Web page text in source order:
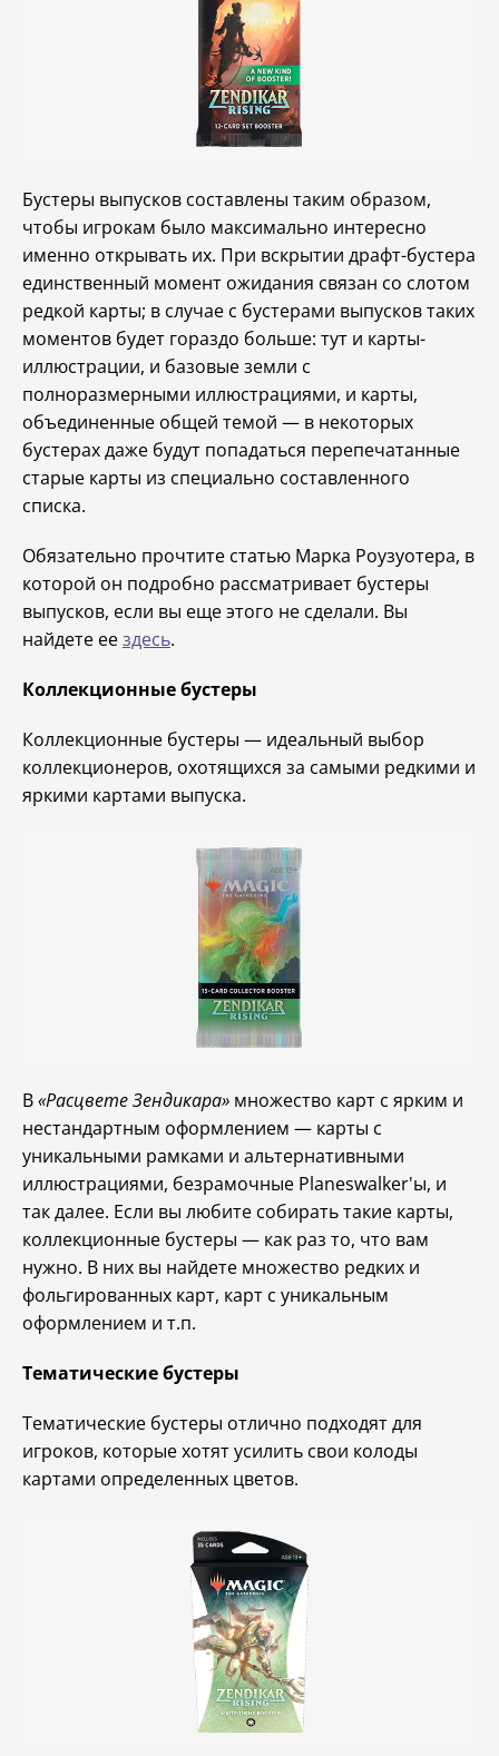
Бустеры выпусков составлены таким образом,
чтобы игрокам было максимально интересно
именно открывать их. При вскрытии драфт-бустера
единственный момент ожидания связан со слотом
редкой карты; в случае с бустерами выпусков таких
моментов будет гораздо больше: тут и карты-
иллюстрации, и базовые земли с
полноразмерными иллюстрациями, и карты,
объединенные общей темой — в некоторых
бустерах даже будут попадаться перепечатанные
старые карты из специально составленного
списка.
Обязательно прочтите статью Марка Роузуотера, в
которой он подробно рассматривает бустеры
выпусков, если вы еще этого не сделали. Вы
найдете еездесь.
Коллекционные бустеры
Коллекционные бустеры — идеальный выбор
коллекционеров, охотящихся за самыми редкими и
яркими картами выпуска.
В«Расцвете Зендикара» множество карт с ярким и
нестандартным оформлением — карты с
уникальными рамками и альтернативными
иллюстрациями, безрамочные Planeswalker'ы, и
так далее. Если вы любите собирать такие карты,
коллекционные бустеры — как раз то, что вам
нужно. В них вы найдете множество редких и
фольгированных карт, карт с уникальным
оформлением и т.п.
Тематические бустеры
Тематические бустеры отлично подходят для
игроков, которые хотят усилить свои колоды
картами определенных цветов.